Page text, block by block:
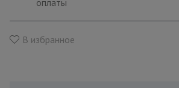
оплаты
В избранное